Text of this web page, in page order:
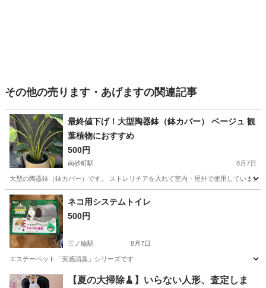
その他の売ります・あげますの関連記事
最終値下げ！大型陶器鉢（鉢カバー） ベージュ 観
葉植物におすすめ
500円
南砂町駅 8月7日
大型の陶器鉢（鉢カバー）です。 ストレリチアを入れて室内・屋外で使用していま
東京 江東区 南砂町駅 その他
ネコ用システムトイレ
500円
三ノ輪駅 8月7日
エステーペット「実感消臭」シリーズです
東京 台東区 三ノ輪駅 その他 ネコ
【夏の大掃除🧹】いらない人形、査定しま